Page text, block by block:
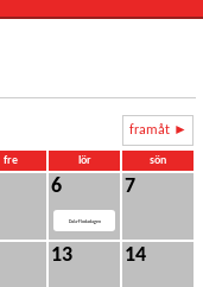
framåt ►
fre lör sön
6
Dala-Flodadagen
7
13 14